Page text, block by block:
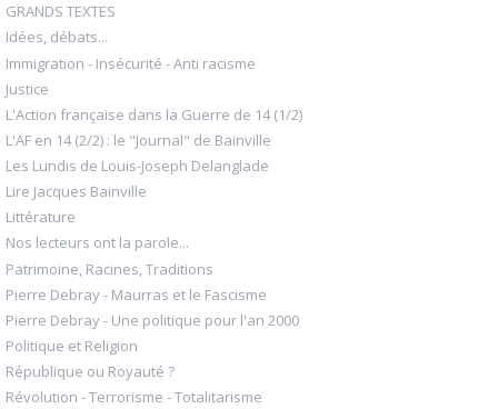
GRANDS TEXTES
Idées, débats...
Immigration - Insécurité - Anti racisme
Justice
L'Action française dans la Guerre de 14 (1/2)
L'AF en 14 (2/2) : le "Journal" de Bainville
Les Lundis de Louis-Joseph Delanglade
Lire Jacques Bainville
Littérature
Nos lecteurs ont la parole...
Patrimoine, Racines, Traditions
Pierre Debray - Maurras et le Fascisme
Pierre Debray - Une politique pour l'an 2000
Politique et Religion
République ou Royauté ?
Révolution - Terrorisme - Totalitarisme